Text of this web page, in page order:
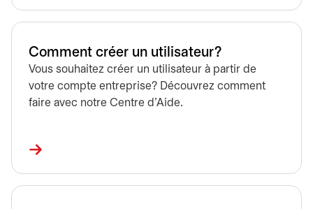
Comment créer un utilisateur?
Vous souhaitez créer un utilisateur à partir de
votre compte entreprise? Découvrez comment
faire avec notre Centre d'Aide.